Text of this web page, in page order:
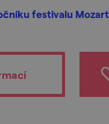
festivalu